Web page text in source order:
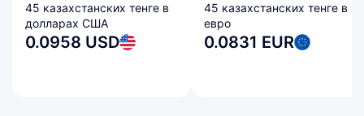
45 казахстанских тенге в
долларах США
0.0958 USD
45 казахстанских тенге в
евро
0.0831 EUR